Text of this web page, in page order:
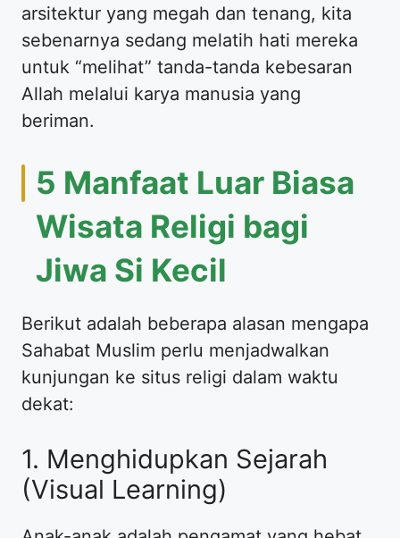
arsitektur yang megah dan tenang, kita
sebenarnya sedang melatih hati mereka
untuk “melihat” tanda-tanda kebesaran
Allah melalui karya manusia yang
beriman.
​5 Manfaat Luar Biasa
Wisata Religi bagi
Jiwa Si Kecil
​Berikut adalah beberapa alasan mengapa
Sahabat Muslim perlu menjadwalkan
kunjungan ke situs religi dalam waktu
dekat:
​1. Menghidupkan Sejarah
(Visual Learning)